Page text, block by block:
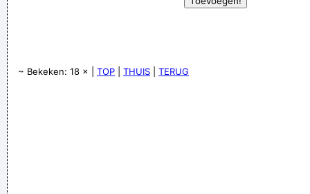
~ Bekeken: 18 × | TOP THUIS TERUG